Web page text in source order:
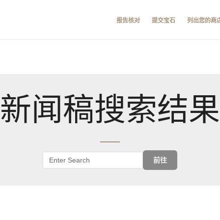
报告核对 提交宝石 列出您的商
新闻稿搜索结果
前往